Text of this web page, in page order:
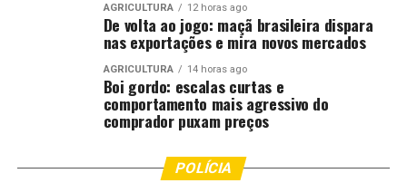
AGRICULTURA 12 horas ago
De volta ao jogo: maçã brasileira dispara
nas exportações e mira novos mercados
AGRICULTURA 14 horas ago
Boi gordo: escalas curtas e
comportamento mais agressivo do
comprador puxam preços
POLÍCIA